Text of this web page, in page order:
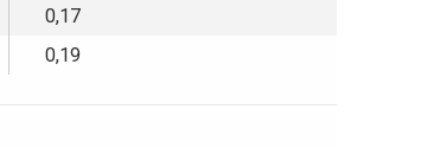
0,17
0,19